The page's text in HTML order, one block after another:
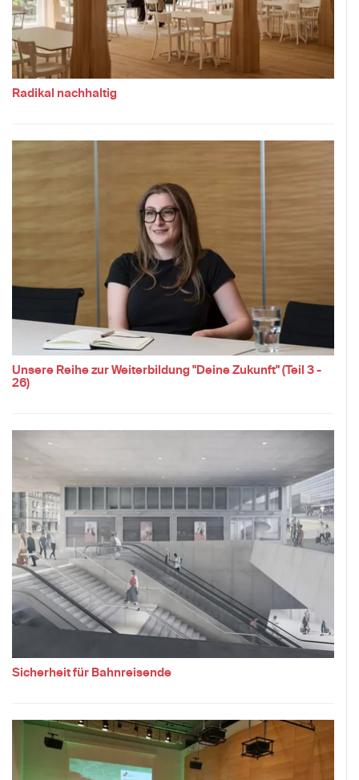
Radikal nachhaltig
Unsere Reihe zur Weiterbildung "Deine Zukunft" (Teil 3 -
26)
Sicherheit für Bahnreisende